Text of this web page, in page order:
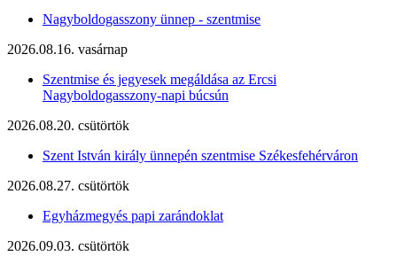
Nagyboldogasszony ünnep - szentmise
2026.08.16. vasárnap
Szentmise és jegyesek megáldása az Ercsi
Nagyboldogasszony-napi búcsún
2026.08.20. csütörtök
Szent István király ünnepén szentmise Székesfehérváron
2026.08.27. csütörtök
Egyházmegyés papi zarándoklat
2026.09.03. csütörtök